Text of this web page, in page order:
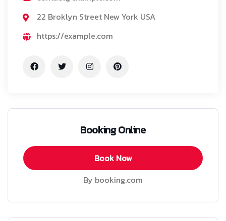
22 Broklyn Street New York USA
https://example.com
Booking Online
Book Now
By booking.com